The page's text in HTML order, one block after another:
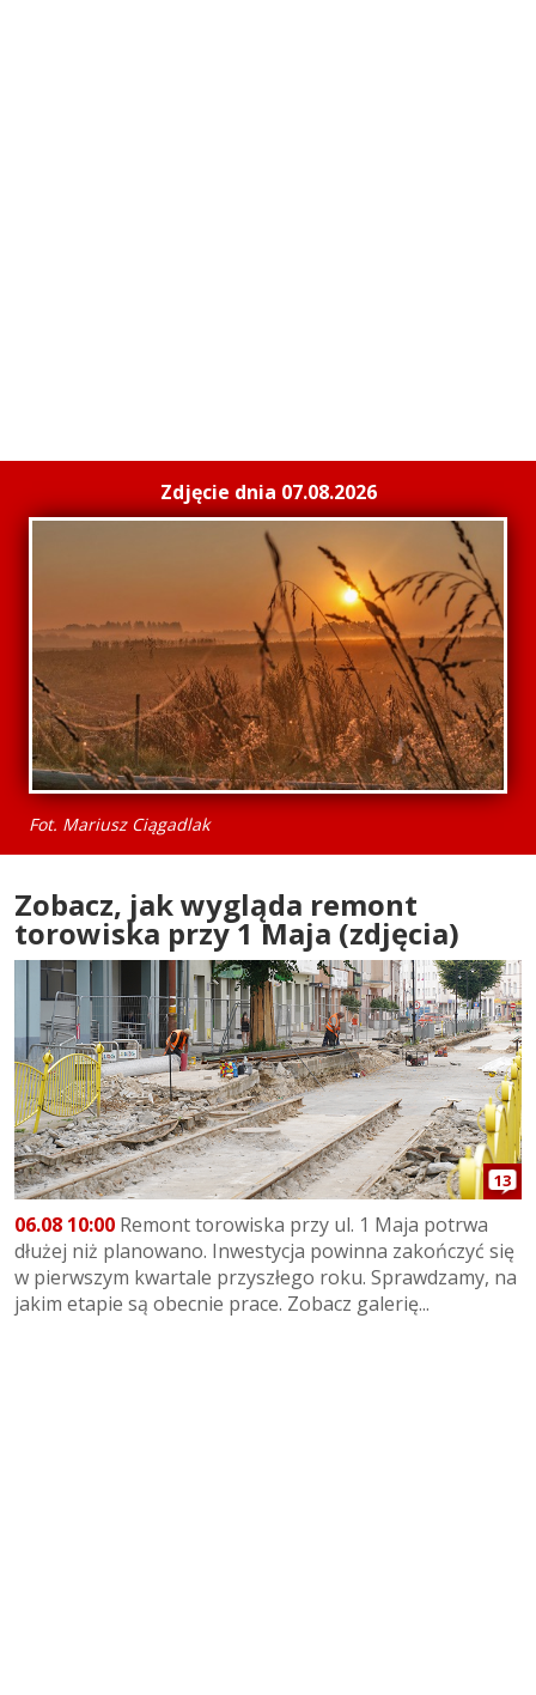
Zdjęcie dnia 07.08.2026
Fot. Mariusz Ciągadlak
Zobacz, jak wygląda remont
torowiska przy 1 Maja (zdjęcia)
13
06.08 10:00 Remont torowiska przy ul. 1 Maja potrwa
dłużej niż planowano. Inwestycja powinna zakończyć się
w pierwszym kwartale przyszłego roku. Sprawdzamy, na
jakim etapie są obecnie prace. Zobacz galerię...